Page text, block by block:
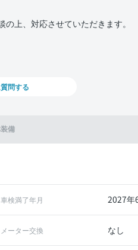
備
車検満了年月 2027年
メーター交換 なし
上、対応させていただきます。
問する